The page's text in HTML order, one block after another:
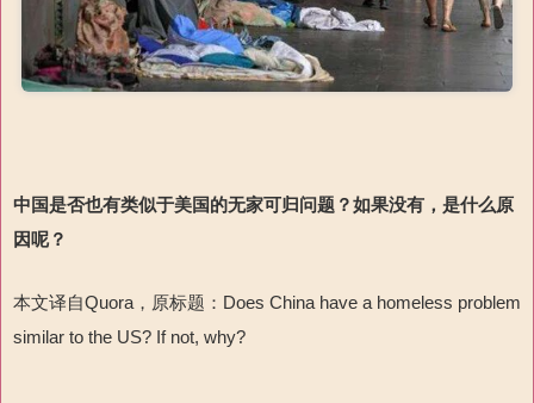
中国是否也有类似于美国的无家可归问题？如果没有，是什么原
因呢 ？
本文译自Quora，原标题：Does China have a homeless problem
similar to the US? If not, why?